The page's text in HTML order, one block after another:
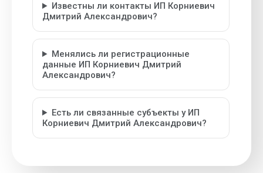
Известны ли контакты ИП Корниевич
Дмитрий Александрович?
Менялись ли регистрационные
данные ИП Корниевич Дмитрий
Александрович?
Есть ли связанные субъекты у ИП
Корниевич Дмитрий Александрович?